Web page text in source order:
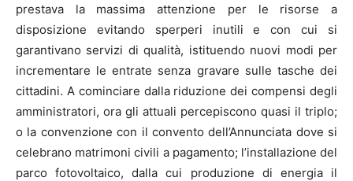
prestava la massima attenzione per le risorse a
disposizione evitando sperperi inutili e con cui si
garantivano servizi di qualità, istituendo nuovi modi per
incrementare le entrate senza gravare sulle tasche dei
cittadini. A cominciare dalla riduzione dei compensi degli
amministratori, ora gli attuali percepiscono quasi il triplo;
o la convenzione con il convento dell’Annunciata dove si
celebrano matrimoni civili a pagamento; l’installazione del
parco fotovoltaico, dalla cui produzione di energia il